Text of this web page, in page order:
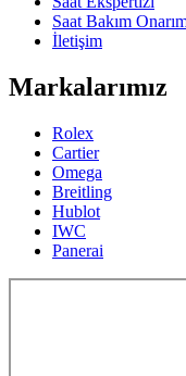
Saat Bakım
İletişim
Markalarımız
Rolex
Cartier
Omega
Breitling
Hublot
IWC
Panerai